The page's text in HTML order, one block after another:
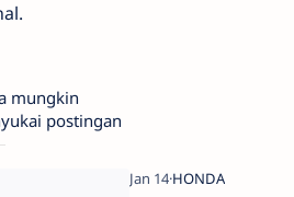
mungkin
postingan